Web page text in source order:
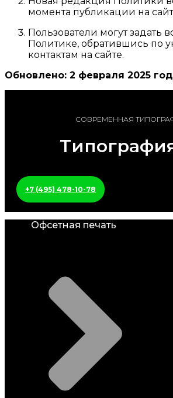
момента публикации на
Пользователи могут задать
Политике, обратившись по
контактам на сайте.
Обновлено: 2 февраля 2025
СОВРЕМЕННАЯ
+7 (495) 478-10-78
Офсетная печать